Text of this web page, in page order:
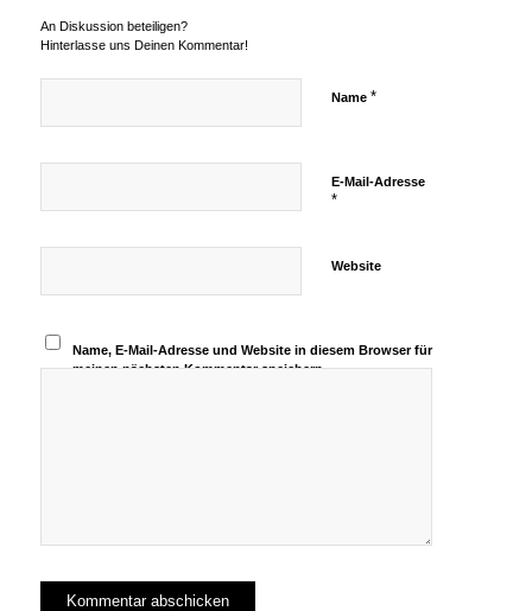
An Diskussion beteiligen?
Hinterlasse uns Deinen Kommentar!
Name *
E-Mail-Adresse
*
Website
Name, E-Mail-Adresse und Website in diesem Browser für
meinen nächsten Kommentar speichern.